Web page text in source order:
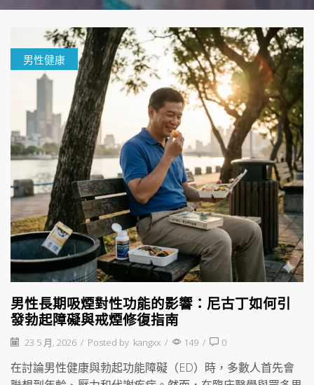
男性健康
男性長期吸煙對性功能的影響：尼古丁如何引
發勃起障礙與戒煙修復指南
23 5 月, 2026 / Posted by kangxx / 149 / 0
在討論男性健康與勃起功能障礙（ED）時，多數人首先會